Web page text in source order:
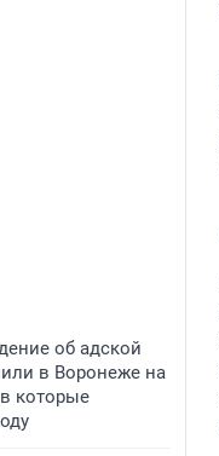
об адской
в Воронеже на
которые